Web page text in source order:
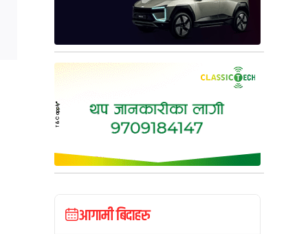
आगामी बिदाहरु